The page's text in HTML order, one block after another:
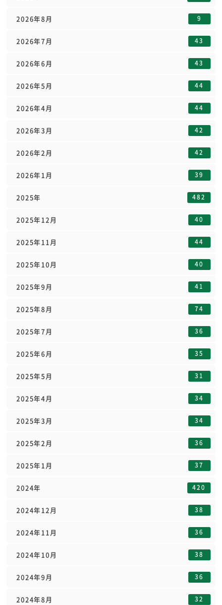
2026年8月 9
2026年7月 43
2026年6月 43
2026年5月 44
2026年4月 44
2026年3月 42
2026年2月 42
2026年1月 39
2025年 482
2025年12月 40
2025年11月 44
2025年10月 40
2025年9月 41
2025年8月 74
2025年7月 36
2025年6月 35
2025年5月 31
2025年4月 34
2025年3月 34
2025年2月 36
2025年1月 37
2024年 420
2024年12月 38
2024年11月 36
2024年10月 38
2024年9月 36
2024年8月 32